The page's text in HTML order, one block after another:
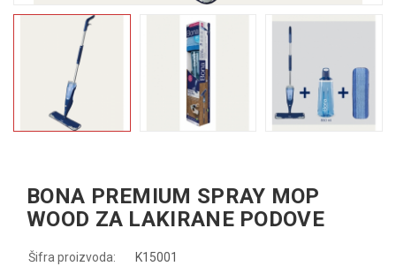
BONA PREMIUM SPRAY MOP
WOOD ZA LAKIRANE PODOVE
Šifra proizvoda:
K15001